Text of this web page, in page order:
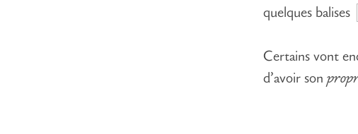
quelques balises
Certains vont
d’avoir son